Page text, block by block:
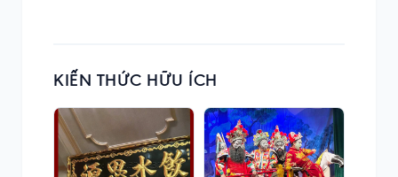
KIẾN THỨC HỮU ÍCH